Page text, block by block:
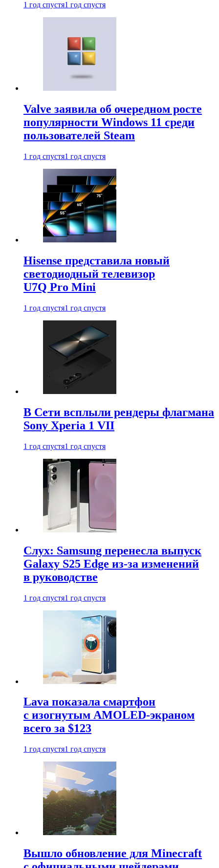
1 год спустя1 год спустя
Valve заявила об очередном росте
популярности Windows 11 среди
пользователей Steam
1 год спустя1 год спустя
Hisense представила новый
светодиодный телевизор
U7Q Pro Mini
1 год спустя1 год спустя
В Сети всплыли рендеры флагмана
Sony Xperia 1 VII
1 год спустя1 год спустя
Слух: Samsung перенесла выпуск
Galaxy S25 Edge из-за изменений
в руководстве
1 год спустя1 год спустя
Lava показала смартфон
с изогнутым AMOLED-экраном
всего за $123
1 год спустя1 год спустя
Вышло обновление для Minecraft